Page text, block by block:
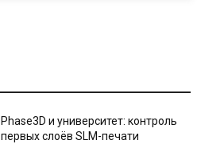
Phase3D и университет: контроль
первых слоёв SLM-печати